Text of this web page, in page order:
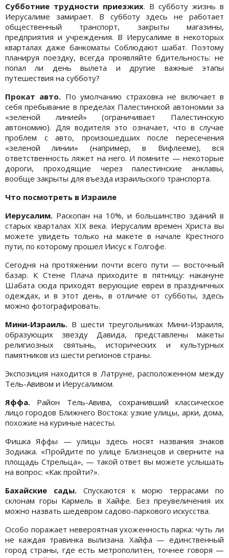
Субботние трудности приезжих. В субботу жизнь в
Иерусалиме замирает. В субботу здесь не работает
общественный транспорт, закрыты магазины,
предприятия и учреждения. В Иерусалиме в некоторых
кварталах даже банкоматы Соблюдают шабат. Поэтому
планируя поездку, всегда проявляйте бдительность: не
попал ли день вылета и другие важные этапы
путешествия на субботу?
Прокат авто. По умолчанию страховка не включает в
себя пребывание в пределах Палестинской автономии за
«зеленой линией» (ограничивает Палестинскую
автономию). Для водителя это означает, что в случае
проблем с авто, произошедших после пересечения
«зеленой линии» (например, в Вифлееме), вся
ответственность ляжет на него. И помните — некоторые
дороги, проходящие через палестинские анклавы,
вообще закрыты для въезда израильского транспорта.
Что посмотреть в Израиле
Иерусалим. Раскопан на 10%, и большинство зданий в
старых кварталах XIX века. Иерусалим времен Христа вы
можете увидеть только на макете в начале Крестного
пути, по которому прошел Иисус к Голгофе.
Сегодня на протяжении почти всего пути — восточный
базар. К Стене Плача приходите в пятницу: накануне
Шабата сюда приходят верующие евреи в праздничных
одеждах, и в этот день, в отличие от субботы, здесь
можно фотографировать.
Мини-Израиль. В шести треугольниках Мини-Израиля,
образующих звезду Давида, представлены макеты
религиозных святынь, исторических и культурных
памятников из шести регионов страны.
Экспозиция находится в Латруне, расположенном между
Тель-Авивом и Иерусалимом.
Яффа. Район Тель-Авива, сохранивший классическое
лицо городов Ближнего Востока: узкие улицы, арки, дома,
похожие на куриные насесты.
Фишка Яффы — улицы здесь носят названия знаков
Зодиака. «Пройдите по улице Близнецов и сверните на
площадь Стрельца», — такой ответ вы можете услышать
на вопрос: «Как пройти?».
Бахайские сады. Спускаются к морю террасами по
склонам горы Кармель в Хайфе. Без преувеличения их
можно назвать шедевром садово-паркового искусства.
Особо поражает невероятная ухоженность парка: чуть ли
не каждая травинка вылизана. Хайфа — единственный
город страны, где есть метрополитен, точнее говоря —